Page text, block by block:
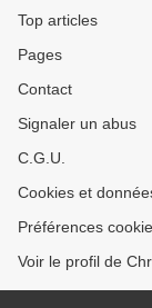
Top articles
Pages
Contact
Signaler un abus
C.G.U.
Cookies et
Préférences
Voir le profil de